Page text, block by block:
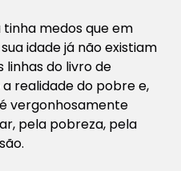
tinha medos que em
idade já não existiam
linhas do livro de
realidade do pobre e,
vergonhosamente
pela pobreza, pela